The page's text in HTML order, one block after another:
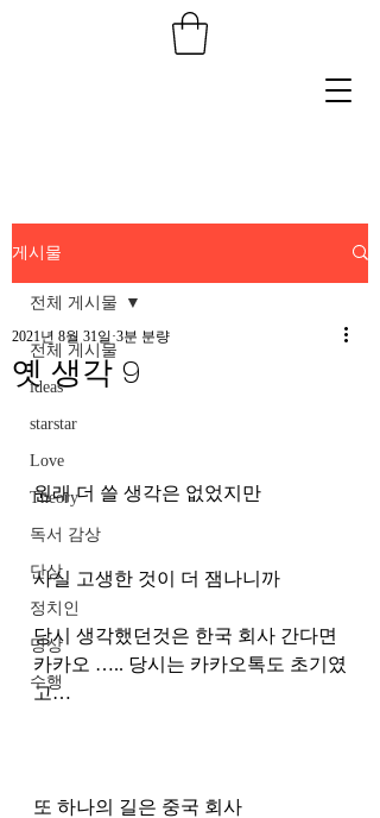
게시물
전체 게시물
ideas
starstar
Love
Theory
독서 감상
단상
정치인
명상
수행
전체 게시물
옛 생각 9
2021년 8월 31일 3분 분량
원래 더 쓸 생각은 없었지만
사실 고생한 것이 더 잼나니까
당시 생각했던것은 한국 회사 간다면
카카오 ….. 당시는 카카오톡도 초기였
고…
또 하나의 길은 중국 회사